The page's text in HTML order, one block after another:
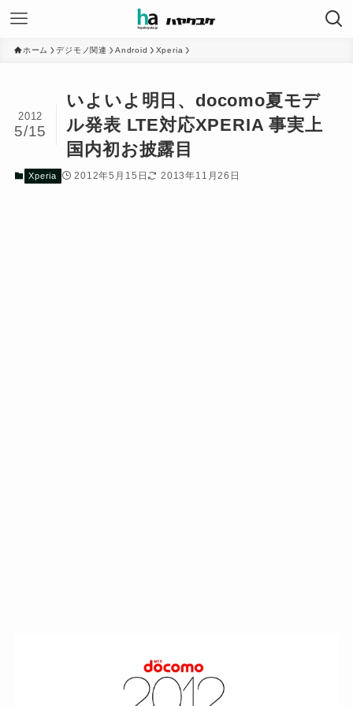
ホーム デジモノ関連 Android Xperia
いよいよ明日、docomo夏モデ
ル発表 LTE対応XPERIA 事実上
国内初お披露目
2012
5/15
Xperia 2012年5月15日 2013年11月26日